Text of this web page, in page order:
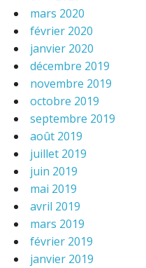
mars 2020
février 2020
janvier 2020
décembre 2019
novembre 2019
octobre 2019
septembre 2019
août 2019
juillet 2019
juin 2019
mai 2019
avril 2019
mars 2019
février 2019
janvier 2019